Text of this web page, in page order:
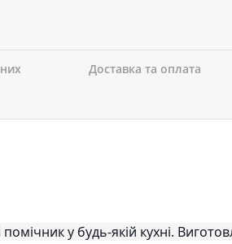
Доставка та оплата
у будь-якій кухні.